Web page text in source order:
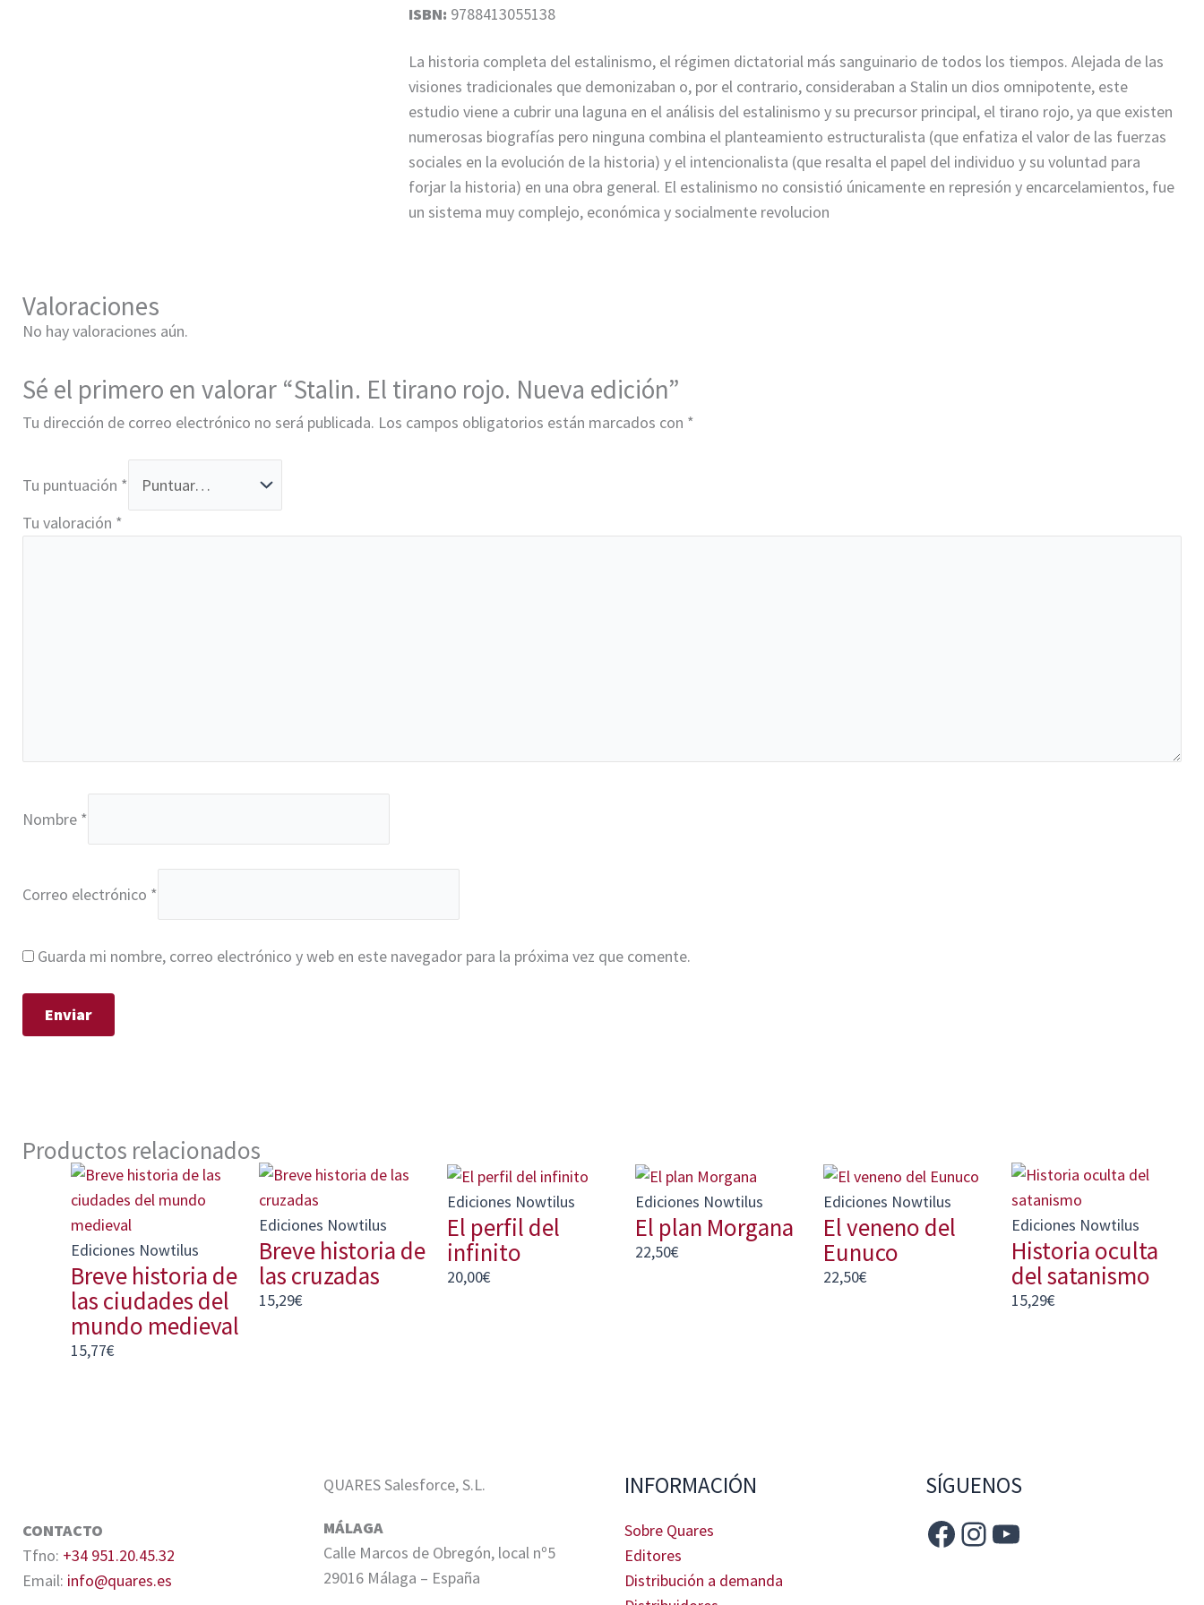
ISBN: 9788413055138
La historia completa del estalinismo, el régimen dictatorial más sanguinario de todos los tiempos. Alejada de las
visiones tradicionales que demonizaban o, por el contrario, consideraban a Stalin un dios omnipotente, este
estudio viene a cubrir una laguna en el análisis del estalinismo y su precursor principal, el tirano rojo, ya que existen
numerosas biografías pero ninguna combina el planteamiento estructuralista (que enfatiza el valor de las fuerzas
sociales en la evolución de la historia) y el intencionalista (que resalta el papel del individuo y su voluntad para
forjar la historia) en una obra general. El estalinismo no consistió únicamente en represión y encarcelamientos, fue
un sistema muy complejo, económica y socialmente revolucion
Valoraciones
No hay valoraciones aún.
Sé el primero en valorar “Stalin. El tirano rojo. Nueva edición”
Tu dirección de correo electrónico no será publicada. Los campos obligatorios están marcados con *
Tu puntuación *
Tu valoración *
Nombre *
Correo electrónico *
Guarda mi nombre, correo electrónico y web en este navegador para la próxima vez que comente.
Productos relacionados
Ediciones Nowtilus
Breve historia de
las ciudades del
mundo medieval
15,77€
Ediciones Nowtilus
Breve historia de
las cruzadas
15,29€
Ediciones Nowtilus
El perfil del
infinito
20,00€
Ediciones Nowtilus
El plan Morgana
22,50€
Ediciones Nowtilus
El veneno del
Eunuco
22,50€
Ediciones Nowtilus
Historia oculta
del satanismo
15,29€
CONTACTO
Tfno: +34 951.20.45.32
Email: info@quares.es
QUARES Salesforce, S.L.
MÁLAGA
Calle Marcos de Obregón, local nº5
29016 Málaga – España
INFORMACIÓN
Sobre Quares
Editores
Distribución a demanda
SÍGUENOS